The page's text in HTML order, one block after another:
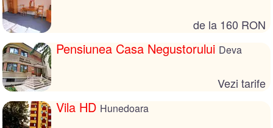
de la 160 RON
Pensiunea Casa Negustorului Deva
Vezi tarife
Vila HD Hunedoara